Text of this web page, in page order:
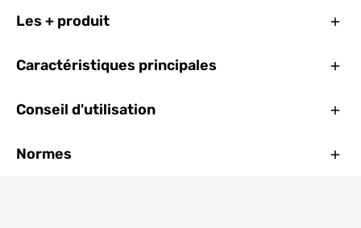
Les + produit
Caractéristiques principales
Conseil d'utilisation
Normes